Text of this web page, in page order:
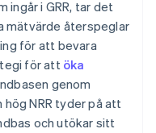
ingår i GRR, tar det
mätvärde återspeglar
för att bevara
för att öka
genom
hög NRR tyder på att
och utökar sitt